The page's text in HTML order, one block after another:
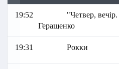
19:52
"Четвер,
Геращенко
19:31 Рокки